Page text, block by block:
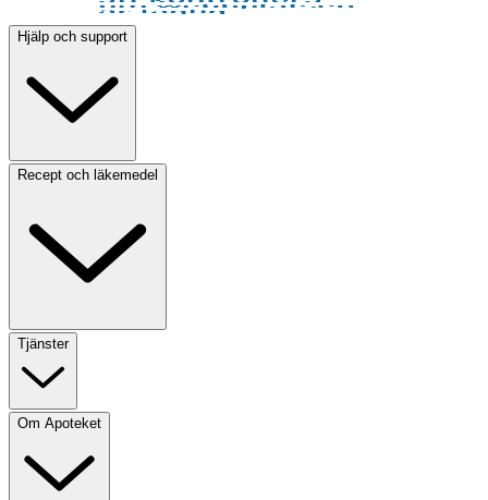
Hjälp och support
Recept och läkemedel
Tjänster
Om Apoteket